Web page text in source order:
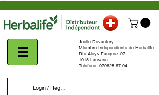
Login / Register
Joelle Devantery
Miembro Independiente de Herbalife
Rte Aloys-Fauquez 97
1018 Lausana
Teléfono: 079628 67 04